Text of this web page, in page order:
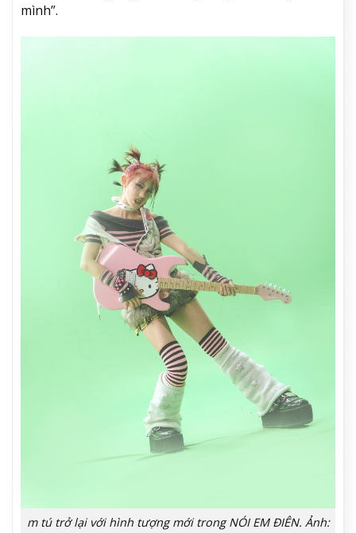
mình”.
m tú trở lại với hình tượng mới trong NÓI EM ĐIÊN. Ảnh: